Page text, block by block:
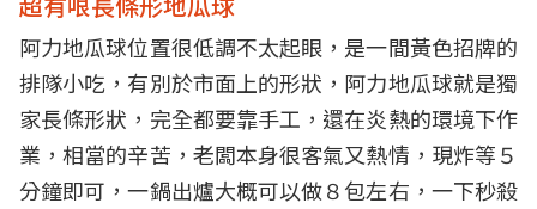
阿力地瓜球位置很低調不太起眼，是一間黃色招牌的
排隊小吃，有別於市面上的形狀，阿力地瓜球就是獨
家長條形狀，完全都要靠手工，還在炎熱的環境下作
業，相當的辛苦，老闆本身很客氣又熱情，現炸等５
分鐘即可，一鍋出爐大概可以做８包左右，一下秒殺